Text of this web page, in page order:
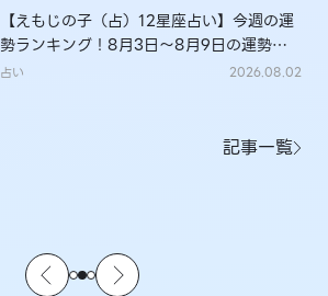
【えもじの子（占）12星座占い】今週の運
勢ランキング！8月3日～8月9日の運勢
は？
占い 2026.08.02
記事一覧